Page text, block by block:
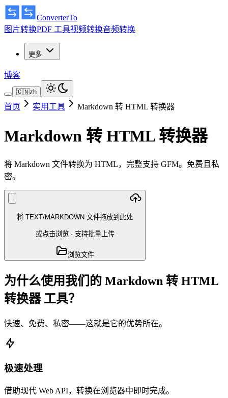
ConverterTo
图片转换PDF 工具视频转换音频转换
更多
博客
🇨🇳zh
首页 实用工具 Markdown 转 HTML 转换器
Markdown 转 HTML 转换器
将 Markdown 文件转换为 HTML，完整支持 GFM。免费且私
密。
将 TEXT/MARKDOWN 文件拖放到此处
或点击浏览· 支持批量上传
浏览文件
为什么使用我们的 Markdown 转 HTML
转换器 工具？
快速、免费、私密——这就是它的优势所在。
极速处理
借助现代 Web API，转换在浏览器中即时完成。